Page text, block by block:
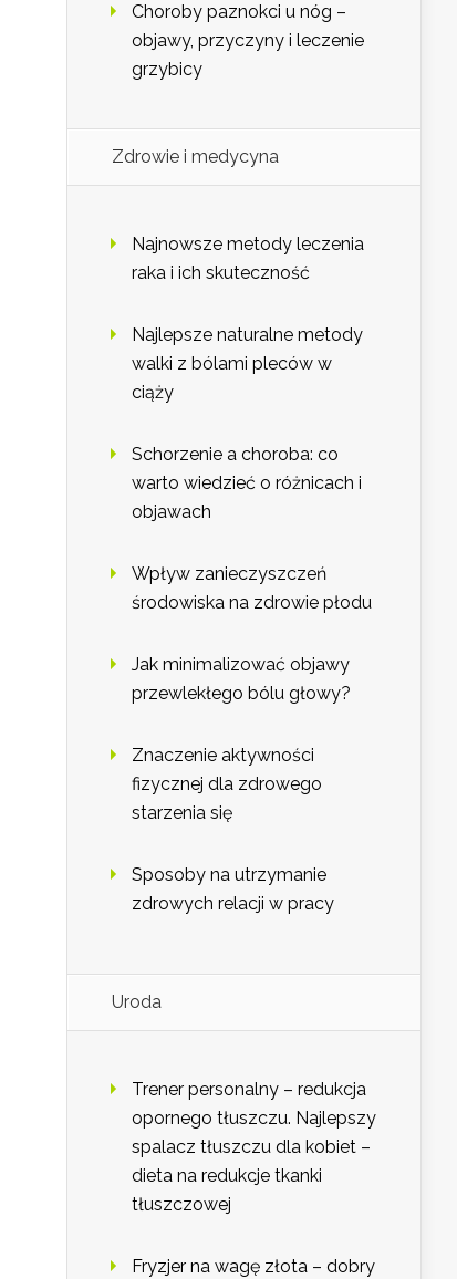
Choroby paznokci u nóg –
objawy, przyczyny i leczenie
grzybicy
Zdrowie i medycyna
Najnowsze metody leczenia
raka i ich skuteczność
Najlepsze naturalne metody
walki z bólami pleców w
ciąży
Schorzenie a choroba: co
warto wiedzieć o różnicach i
objawach
Wpływ zanieczyszczeń
środowiska na zdrowie płodu
Jak minimalizować objawy
przewlekłego bólu głowy?
Znaczenie aktywności
fizycznej dla zdrowego
starzenia się
Sposoby na utrzymanie
zdrowych relacji w pracy
Uroda
Trener personalny – redukcja
opornego tłuszczu. Najlepszy
spalacz tłuszczu dla kobiet –
dieta na redukcje tkanki
tłuszczowej
Fryzjer na wagę złota – dobry